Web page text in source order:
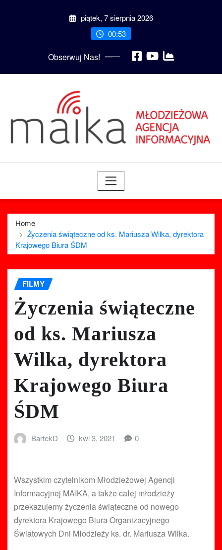
piątek, 7 sierpnia 2026
00:53
Obserwuj Nas!
Home
Życzenia świąteczne od ks. Mariusza Wilka, dyrektora
Krajowego Biura ŚDM
FILMY
Życzenia świąteczne
od ks. Mariusza
Wilka, dyrektora
Krajowego Biura
ŚDM
BartekD kwi 3, 2021 0
Wszystkim czytelnikom Młodzieżowej Agencji
Informacyjnej MAIKA, a także całej młodzieży
przekazujemy życzenia świąteczne od nowego
dyrektora Krajowego Biura Organizacyjnego
Światowych Dni Młodzieży ks. dr. Mariusza Wilka.